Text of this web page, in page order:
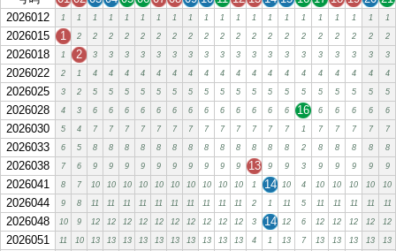
2026012
1 1 1 1 1 1 1 1 1 1 1 1 1 1 1 1 1 1 1 1 1
2026015 1 2 2 2 2 2 2 2 2 2 2 2 2 2 2 2 2 2 2 2 2
2026018 1 2 3 3 3 3 3 3 3 3 3 3 3 3 3 3 3 3 3 3 3
2026022 2 1 4 4 4 4 4 4 4 4 4 4 4 4 4 4 4 4 4 4 4
2026025 3 2 5 5 5 5 5 5 5 5 5 5 5 5 5 5 5 5 5 5 5
2026028 4 3 6 6 6 6 6 6 6 6 6 6 6 6 6 16 6 6 6 6 6
2026030 5 4 7 7 7 7 7 7 7 7 7 7 7 7 7 1 7 7 7 7 7
2026033 6 5 8 8 8 8 8 8 8 8 8 8 8 8 8 2 8 8 8 8 8
2026038 7 6 9 9 9 9 9 9 9 9 9 9 13 9 9 3 9 9 9 9 9
2026041 8 7 10 10 10 10 10 10 10 10 10 10 1 14 10 4 10 10 10 10 10
2026044 9 8 11 11 11 11 11 11 11 11 11 11 2 1 11 5 11 11 11 11 11
2026048 10 9 12 12 12 12 12 12 12 12 12 12 3 14 12 6 12 12 12 12 12
2026051 11 10 13 13 13 13 13 13 13 13 13 13 4 1 13 7 13 13 13 13 13